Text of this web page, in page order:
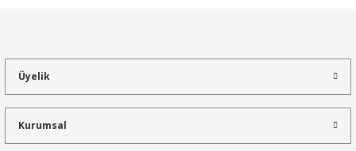
Ürün açıklamasında eksik bilgiler bulunuyor.
Ürün bilgilerinde hatalar bulunuyor.
Üyelik
Kurumsal